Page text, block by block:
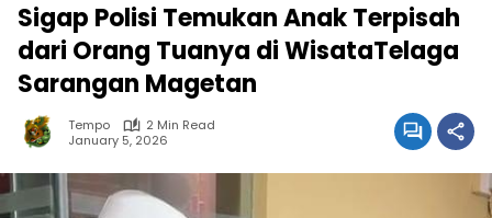
Sigap Polisi Temukan Anak Terpisah
dari Orang Tuanya di WisataTelaga
Sarangan Magetan
Tempo
2 Min Read
January 5, 2026